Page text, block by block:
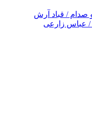
صدام / قباد آرش
/ عباس زارعی